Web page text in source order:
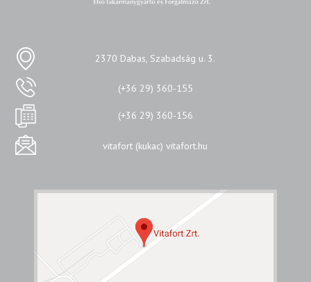
2370 Dabas, Szabadság u. 3.
(+36 29) 360-155
(+36 29) 360-156
vitafort (kukac) vitafort.hu